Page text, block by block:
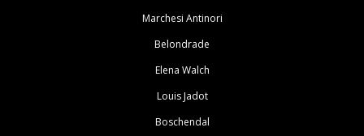
Marchesi Antinori
Belondrade
Elena Walch
Louis Jadot
Boschendal